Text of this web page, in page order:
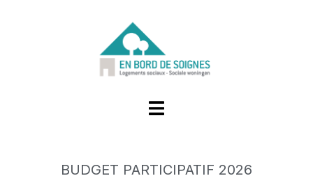
BUDGET PARTICIPATIF 2026